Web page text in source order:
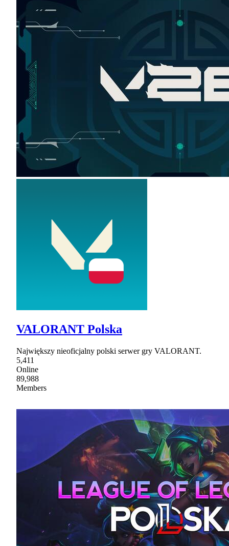
VALORANT Polska
Największy nieoficjalny polski serwer gry VALORANT.
5,411
Online
89,988
Members